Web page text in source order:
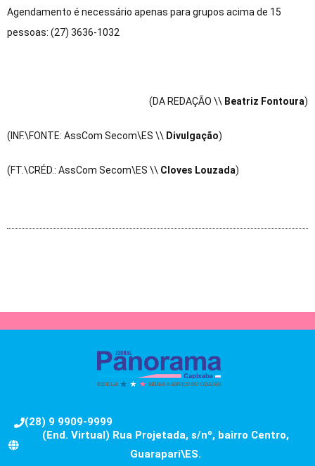
Agendamento é necessário apenas para grupos acima de 15
pessoas: (27) 3636-1032
(DA REDAÇÃO \\ Beatriz Fontoura)
(INF.\FONTE: AssCom Secom\ES \\ Divulgação)
(FT.\CRÉD.: AssCom Secom\ES \\ Cloves Louzada)
(28) 9 9909-9999
(End. Virtual) Rua Projetada, s/nº, bairro Centro,
Guarapari\ES.